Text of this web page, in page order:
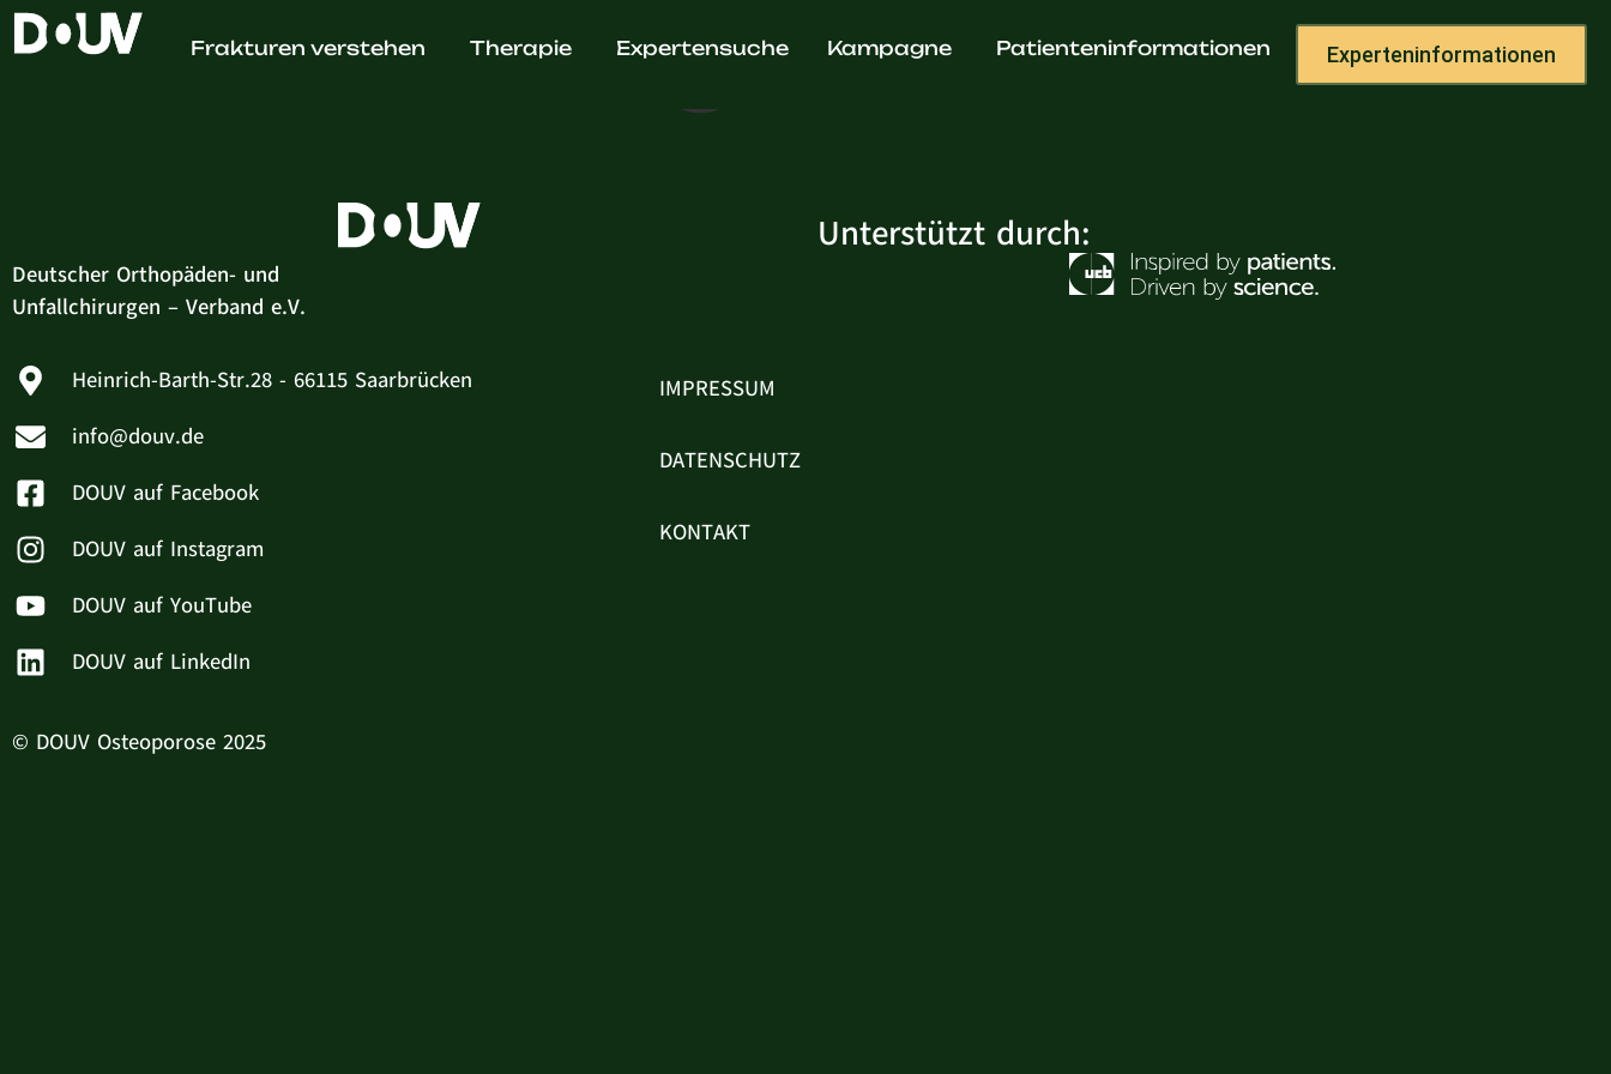
Frakturen verstehen Therapie Expertensuche Kampagne Patienteninformationen Experteninformationen
Oliver Stegmann
Deutscher Orthopäden- und
Unfallchirurgen – Verband e.V.
Unterstützt durch:
Heinrich-Barth-Str.28 - 66115 Saarbrücken
info@douv.de
DOUV auf Facebook
DOUV auf Instagram
DOUV auf YouTube
DOUV auf LinkedIn
IMPRESSUM
DATENSCHUTZ
KONTAKT
© DOUV Osteoporose 2025